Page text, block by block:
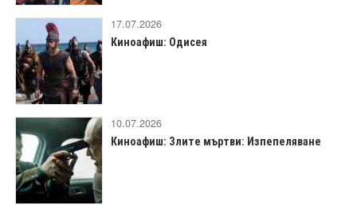
17.07.2026
Киноафиш: Одисея
10.07.2026
Киноафиш: Злите мъртви: Изпепеляване